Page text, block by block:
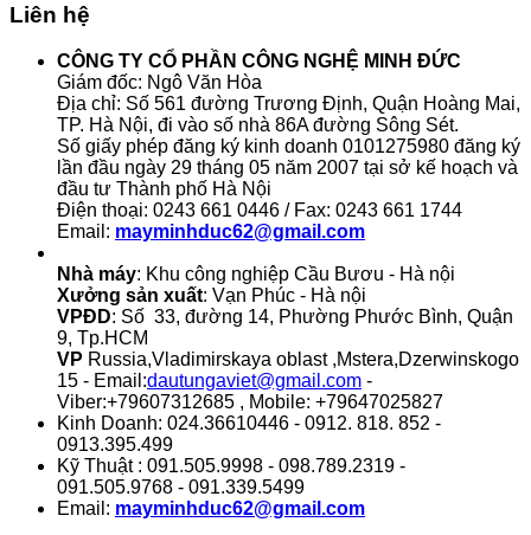
Liên hệ
CÔNG TY CỔ PHẦN CÔNG NGHỆ MINH ĐỨC
Giám đốc: Ngô Văn Hòa
Địa chỉ: Số 561 đường Trương Định, Quận Hoàng Mai,
TP. Hà Nội, đi vào số nhà 86A đường Sông Sét.
Số giấy phép đăng ký kinh doanh 0101275980 đăng ký
lần đầu ngày 29 tháng 05 năm 2007 tại sở kế hoạch và
đầu tư Thành phố Hà Nội
Điện thoại: 0243 661 0446 / Fax: 0243 661 1744
Email: mayminhduc62@gmail.com
Nhà máy: Khu công nghiệp Cầu Bươu - Hà nội
Xưởng sản xuất: Vạn Phúc - Hà nội
VPĐD: Số 33, đường 14, Phường Phước Bình, Quận
9, Tp.HCM
VP Russia,Vladimirskaya oblast ,Mstera,Dzerwinskogo
15 - Email:dautungaviet@gmail.com -
Viber:+79607312685 , Mobile: +79647025827
Kinh Doanh: 024.36610446 - 0912. 818. 852 -
0913.395.499
Kỹ Thuật : 091.505.9998 - 098.789.2319 -
091.505.9768 - 091.339.5499
Email: mayminhduc62@gmail.com